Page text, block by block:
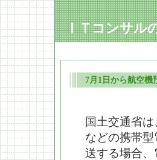
ＩＴコンサル
7月1日から航空機
国土交通省
などの携帯
送する場合